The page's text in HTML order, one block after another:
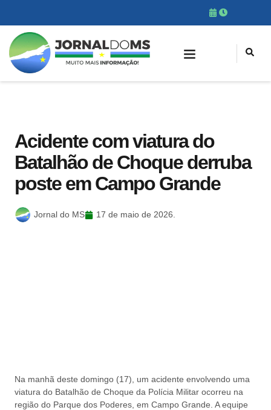
Acidente com viatura do
Batalhão de Choque derruba
poste em Campo Grande
Jornal do MS 17 de maio de 2026.
Na manhã deste domingo (17), um acidente envolvendo uma
viatura do Batalhão de Choque da Polícia Militar ocorreu na
região do Parque dos Poderes, em Campo Grande. A equipe